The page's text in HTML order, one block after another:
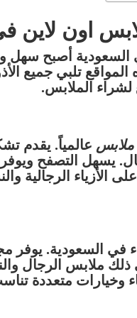
اون لاين
السعودية أصبح
تلبي جميع
لشراء الملابس.
ملابس عالمياً. يقدم
يسهل التصفح
الأزياء الرجالية
في السعودية. يوفر
ذلك ملابس الرجال
وخيارات متعددة